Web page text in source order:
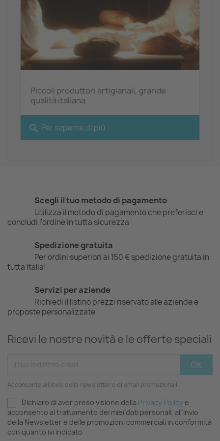
Piccoli produttori artigianali, grande
qualità italiana
search Per saperne di più
Scegli il tuo metodo di pagamento
Utilizza il metodo di pagamento che preferisci e
concludi l'ordine in tutta sicurezza
Spedizione gratuita
Per ordini superiori ai 150 € spedizione gratuita in
tutta Italia!
Servizi per aziende
Richiedi il listino prezzi riservato alle aziende e
proposte personalizzate
Ricevi le nostre novità e le offerte speciali
Acconsento all'invio della newsletter e di email promozionali.
Dichiaro di aver preso visione della Privacy Policye
acconsento al trattamento dei miei dati personali, all'invio
della Newsletter e delle promozioni commerciali in conformità
con quanto ivi indicato